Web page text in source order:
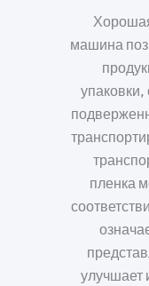
машина
пленка
улучшает